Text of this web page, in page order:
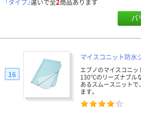
バ
マイスコニット防水
エブノのマイスコニッ
130℃のリーズナブル
あるスムースニットで
ます。
16